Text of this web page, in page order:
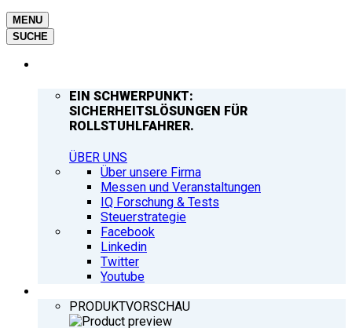
MENU
SUCHE
EIN SCHWERPUNKT:
SICHERHEITSLÖSUNGEN FÜR
ROLLSTUHLFAHRER.
ÜBER UNS
Über unsere Firma
Messen und Veranstaltungen
IQ Forschung & Tests
Steuerstrategie
Facebook
Linkedin
Twitter
Youtube
PRODUKTVORSCHAU